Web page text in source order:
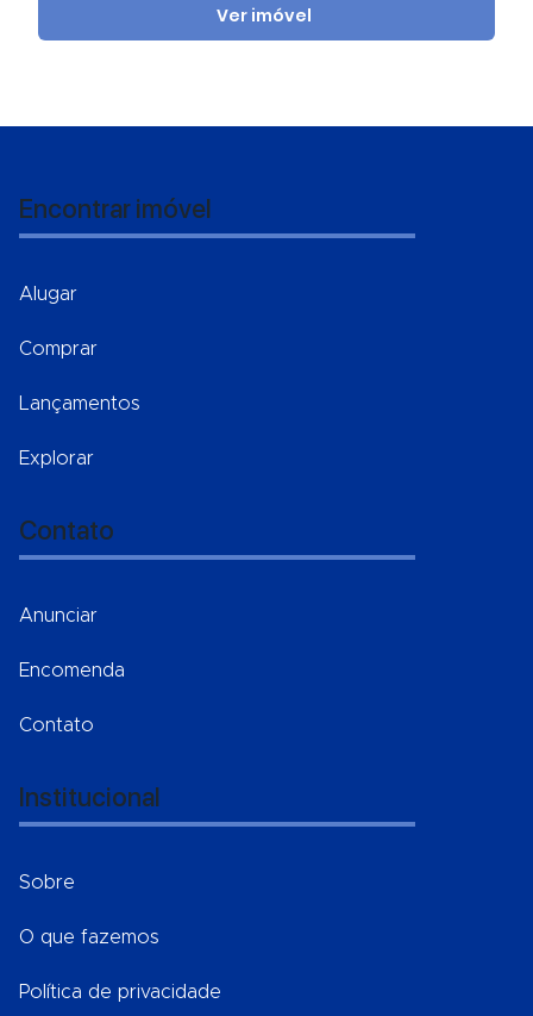
Ver imóvel
Encontrar imóvel
Alugar
Comprar
Lançamentos
Explorar
Institucional
Sobre
O que fazemos
Política de privacidade
Contato
Anunciar
Encomenda
Contato